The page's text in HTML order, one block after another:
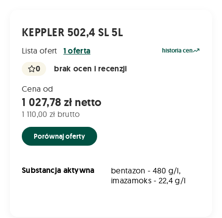
KEPPLER 502,4 SL 5L
Lista ofert 1 oferta historia cen
0 brak ocen i recenzji
Cena od
1 027,78 zł netto
1 110,00 zł brutto
Porównaj oferty
Substancja aktywna
bentazon - 480 g/l,
imazamoks - 22,4 g/l